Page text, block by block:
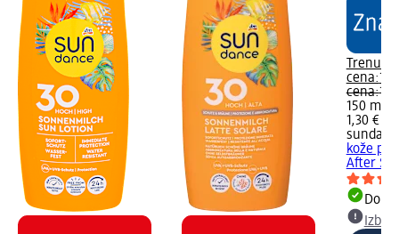
cena:
cena:
150 ml
1,30 €
kože po
After